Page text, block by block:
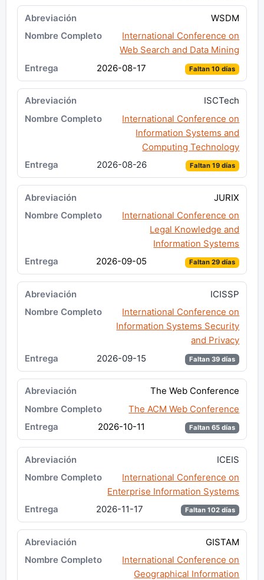
WSDM
International Conference on
Web Search and Data Mining
2026-08-17
Faltan 10 días
ISCTech
International Conference on
Information Systems and
Computing Technology
2026-08-26
Faltan 19 días
JURIX
International Conference on
Legal Knowledge and
Information Systems
2026-09-05
Faltan 29 días
ICISSP
International Conference on
Information Systems Security
and Privacy
2026-09-15
Faltan 39 días
The Web Conference
The ACM Web Conference
2026-10-11
Faltan 65 días
ICEIS
International Conference on
Enterprise Information Systems
2026-11-17
Faltan 102 días
GISTAM
International Conference on
Geographical Information